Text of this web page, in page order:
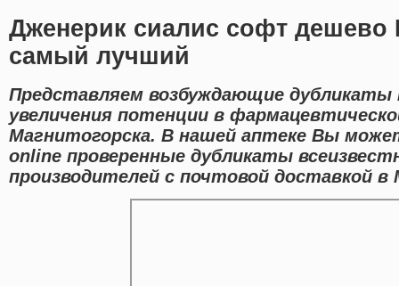
Дженерик сиалис софт дешево
самый лучший
Представляем возбуждающие дубликаты
увеличения потенции в
Магнитогорска. В нашей аптеке Вы
online проверенные дубликаты
производителей с почтовой доставкой в